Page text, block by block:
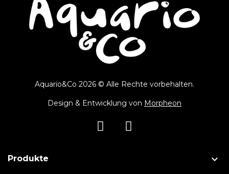
Aquario&Co 2026 © Alle Rechte vorbehalten.
Design & Entwicklung von Morpheon
Produkte 